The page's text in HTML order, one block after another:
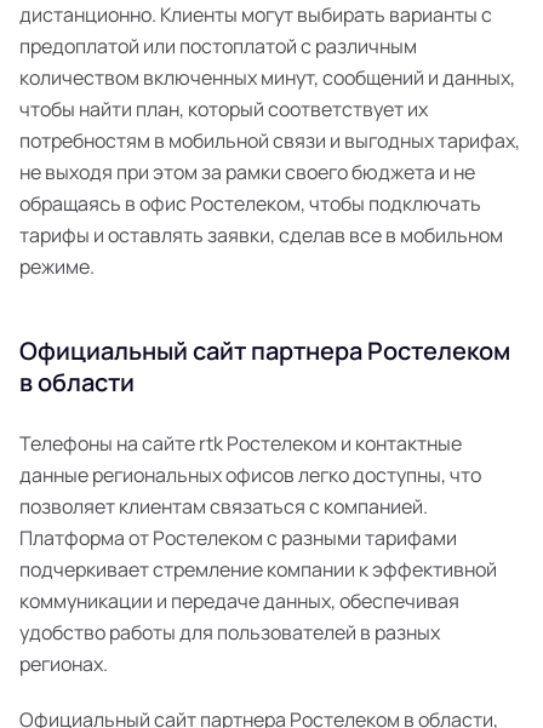
дистанционно. Клиенты могут выбирать варианты с
предоплатой или постоплатой с различным
количеством включенных минут, сообщений и данных,
чтобы найти план, который соответствует их
потребностям в мобильной связи и выгодных тарифах,
не выходя при этом за рамки своего бюджета и не
обращаясь в офис Ростелеком, чтобы подключать
тарифы и оставлять заявки, сделав все в мобильном
режиме.
Официальный сайт партнера Ростелеком
в области
Телефоны на сайте rtk Ростелеком и контактные
данные региональных офисов легко доступны, что
позволяет клиентам связаться с компанией.
Платформа от Ростелеком с разными тарифами
подчеркивает стремление компании к эффективной
коммуникации и передаче данных, обеспечивая
удобство работы для пользователей в разных
регионах.
Официальный сайт партнера Ростелеком в области,